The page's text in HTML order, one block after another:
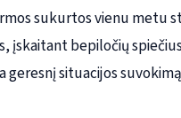
sukurtos vienu metu
įskaitant bepiločių
geresnį situacijos